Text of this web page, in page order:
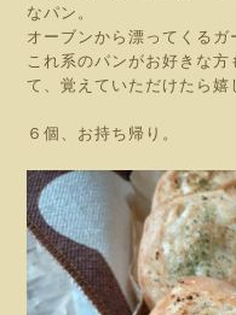
なパン。
オーブンから漂ってくるガ
これ系のパンがお好きな
て、覚えていただけたら嬉
６個、お持ち帰り。